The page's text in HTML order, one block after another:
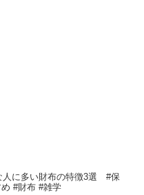
人に多い財布の特徴3選 #保
#財布 #雑学